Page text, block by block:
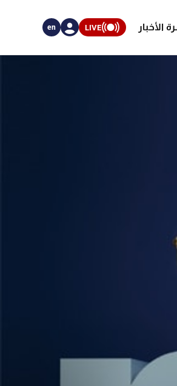
الأخبار LIVE
en